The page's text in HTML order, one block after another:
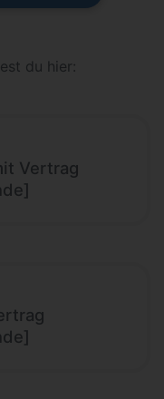
du hier:
Vertrag